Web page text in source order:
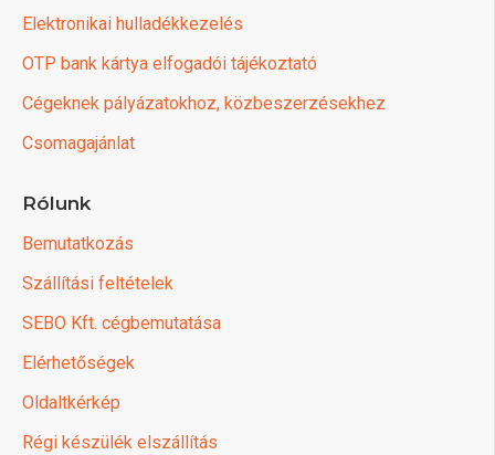
Elektronikai hulladékkezelés
OTP bank kártya elfogadói tájékoztató
Cégeknek pályázatokhoz, közbeszerzésekhez
Csomagajánlat
Rólunk
Bemutatkozás
Szállítási feltételek
SEBO Kft. cégbemutatása
Elérhetőségek
Oldaltkérkép
Régi készülék elszállítás